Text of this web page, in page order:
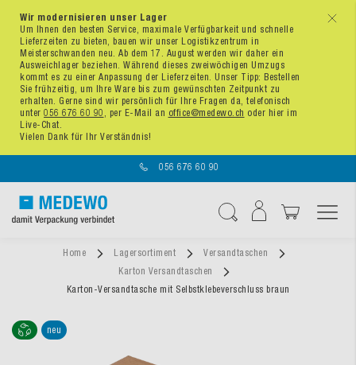
x
Wir modernisieren unser Lager
Um Ihnen den besten Service, maximale Verfügbarkeit und schnelle
Lieferzeiten zu bieten, bauen wir unser Logistikzentrum in
Meisterschwanden neu. Ab dem 17. August werden wir daher ein
Ausweichlager beziehen. Während dieses zweiwöchigen Umzugs
kommt es zu einer Anpassung der Lieferzeiten. Unser Tipp: Bestellen
Sie frühzeitig, um Ihre Ware bis zum gewünschten Zeitpunkt zu
erhalten. Gerne sind wir persönlich für Ihre Fragen da, telefonisch
unter 056 676 60 90 , per E-Mail an office@medewo.ch oder hier im
Live-Chat.
Vielen Dank für Ihr Verständnis!
056 676 60 90
Home Lagersortiment
Versandtaschen
Karton Versandtaschen
Karton-Versandtasche mit Selbstklebeverschluss braun
neu